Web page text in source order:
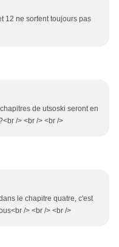
12 ne sortent toujours pas
de utsoski seront en
/> <br /> <br />
le chapitre quatre, c'est
/> <br /> <br />